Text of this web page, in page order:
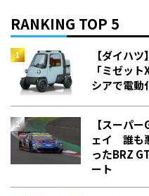
RANKING TOP 5
【ダイハ
「ミゼッ
シアで電動
【スーパ
ェイ 誰も
った――BRZ
ート